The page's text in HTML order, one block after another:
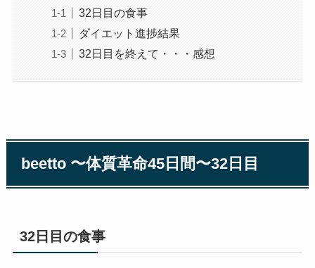
32日目の食事
ダイエット進捗結果
32日目を終えて・・・感想
beetto 〜体質革命45日間〜32日目
32日目の食事